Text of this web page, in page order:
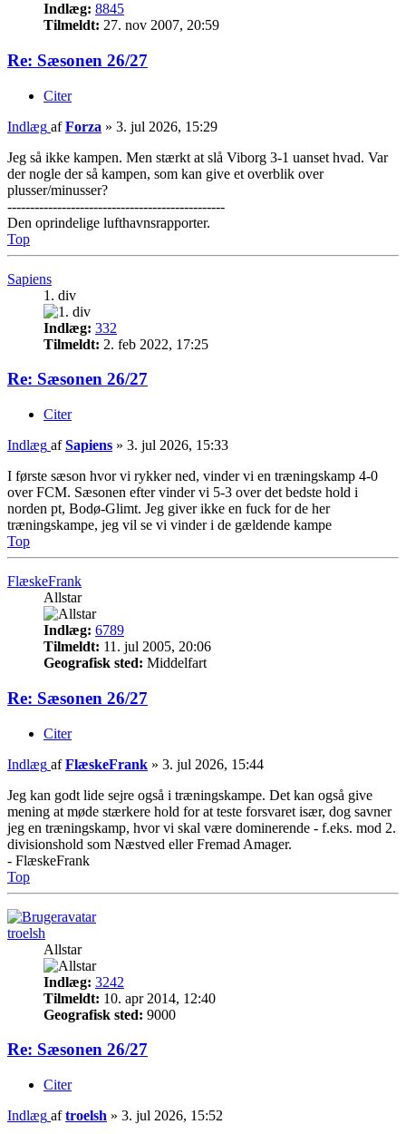
Indlæg: 8845
Tilmeldt: 27. nov 2007, 20:59
Re: Sæsonen 26/27
Citer
Indlæg afForza » 3. jul 2026, 15:29
Jeg så ikke kampen. Men stærkt at slå Viborg 3-1 uanset hvad. Var
der nogle der så kampen, som kan give et overblik over
plusser/minusser?
------------------------------------------------
Den oprindelige lufthavnsrapporter.
Top
Sapiens
1. div
Indlæg: 332
Tilmeldt: 2. feb 2022, 17:25
Re: Sæsonen 26/27
Citer
Indlæg afSapiens » 3. jul 2026, 15:33
I første sæson hvor vi rykker ned, vinder vi en træningskamp 4-0
over FCM. Sæsonen efter vinder vi 5-3 over det bedste hold i
norden pt, Bodø-Glimt. Jeg giver ikke en fuck for de her
træningskampe, jeg vil se vi vinder i de gældende kampe
Top
FlæskeFrank
Allstar
Indlæg: 6789
Tilmeldt: 11. jul 2005, 20:06
Geografisk sted: Middelfart
Re: Sæsonen 26/27
Citer
Indlæg afFlæskeFrank » 3. jul 2026, 15:44
Jeg kan godt lide sejre også i træningskampe. Det kan også give
mening at møde stærkere hold for at teste forsvaret især, dog savner
jeg en træningskamp, hvor vi skal være dominerende - f.eks. mod 2.
divisionshold som Næstved eller Fremad Amager.
- FlæskeFrank
Top
troelsh
Allstar
Indlæg: 3242
Tilmeldt: 10. apr 2014, 12:40
Geografisk sted: 9000
Re: Sæsonen 26/27
Citer
Indlæg aftroelsh » 3. jul 2026, 15:52